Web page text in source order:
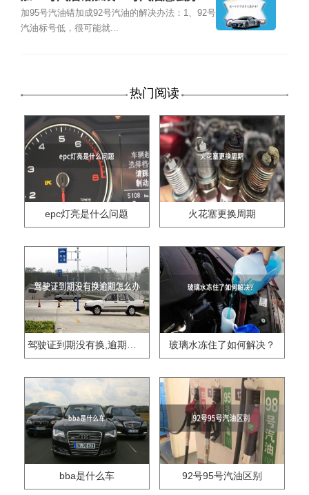
加95号汽油错加成92号汽油的解决办法：1、92号
汽油标号低，很可能就...
热门阅读
epc灯亮是什么问题 火花塞更换周期
驾驶证到期没有换,逾期怎么办?? 玻璃水冻住了如何解决？
bba是什么车 92号95号汽油区别